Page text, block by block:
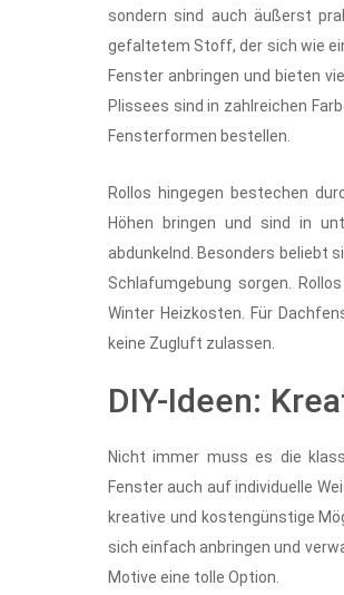
sondern sind auch äußerst
gefaltetem Stoff, der sich wie
Fenster anbringen und bieten
Plissees sind in zahlreichen
Fensterformen bestellen.
Rollos hingegen bestechen
Höhen bringen und sind in
abdunkelnd. Besonders beliebt
Schlafumgebung sorgen.
Winter Heizkosten. Für
keine Zugluft zulassen.
DIY-Ideen:
Nicht immer muss es die
Fenster auch auf individuelle
kreative und kostengünstige
sich einfach anbringen und
Motive eine tolle Option.